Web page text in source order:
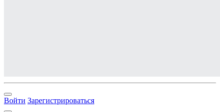
Войти Зарегистрироваться